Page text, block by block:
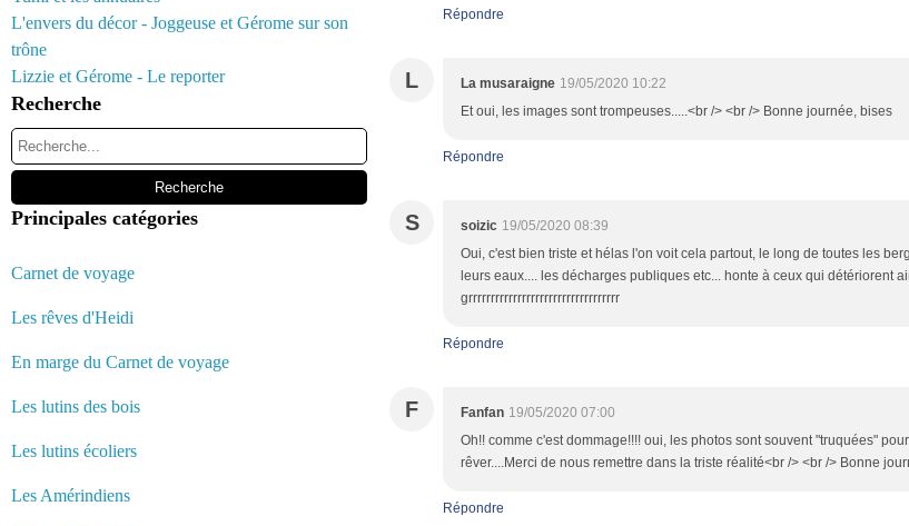
L'envers du décor - Joggeuse et Gérome sur son
trône
Lizzie et Gérome - Le reporter
Recherche
Principales catégories
Carnet de voyage
Les rêves d'Heidi
En marge du Carnet de voyage
Les lutins des bois
Les lutins écoliers
Les Amérindiens
Répondre
L La musaraigne 19/05/2020 10:22
Et oui, les images sont trompeuses.....<br /> <br /> Bonne journée, bises
Répondre
S soizic 19/05/2020 08:39
Oui, c'est bien triste et hélas l'on voit cela partout, le long de toutes les
leurs eaux.... les décharges publiques etc... honte à ceux qui détériorent
grrrrrrrrrrrrrrrrrrrrrrrrrrrrrrrrrr
Répondre
F Fanfan 19/05/2020 07:00
Oh!! comme c'est dommage!!!! oui, les photos sont souvent "truquées"
rêver....Merci de nous remettre dans la triste réalité<br /> <br /> Bonne
Répondre